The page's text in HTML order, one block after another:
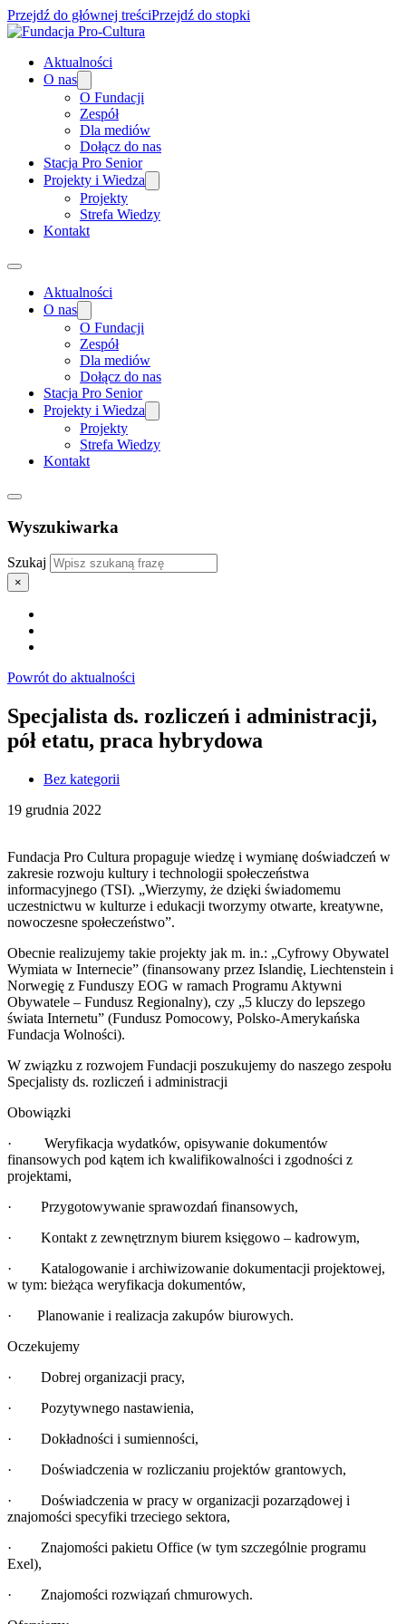
Przejdź do głównej treściPrzejdź do stopki
Aktualności
O nas
O Fundacji
Zespół
Dla mediów
Dołącz do nas
Stacja Pro Senior
Projekty i Wiedza
Projekty
Strefa Wiedzy
Kontakt
Aktualności
O nas
O Fundacji
Zespół
Dla mediów
Dołącz do nas
Stacja Pro Senior
Projekty i Wiedza
Projekty
Strefa Wiedzy
Kontakt
Wyszukiwarka
Szukaj
×
Powrót do aktualności
Specjalista ds. rozliczeń i administracji,
pół etatu, praca hybrydowa
Bez kategorii
19 grudnia 2022
Fundacja Pro Cultura propaguje wiedzę i wymianę doświadczeń w
zakresie rozwoju kultury i technologii społeczeństwa
informacyjnego (TSI). „Wierzymy, że dzięki świadomemu
uczestnictwu w kulturze i edukacji tworzymy otwarte, kreatywne,
nowoczesne społeczeństwo”.
Obecnie realizujemy takie projekty jak m. in.: „Cyfrowy Obywatel
Wymiata w Internecie” (finansowany przez Islandię, Liechtenstein i
Norwegię z Funduszy EOG w ramach Programu Aktywni
Obywatele – Fundusz Regionalny), czy „5 kluczy do lepszego
świata Internetu” (Fundusz Pomocowy, Polsko-Amerykańska
Fundacja Wolności).
W związku z rozwojem Fundacji poszukujemy do naszego zespołu
Specjalisty ds. rozliczeń i administracji
Obowiązki
· Weryfikacja wydatków, opisywanie dokumentów
finansowych pod kątem ich kwalifikowalności i zgodności z
projektami,
· Przygotowywanie sprawozdań finansowych,
· Kontakt z zewnętrznym biurem księgowo – kadrowym,
· Katalogowanie i archiwizowanie dokumentacji projektowej,
w tym: bieżąca weryfikacja dokumentów,
· Planowanie i realizacja zakupów biurowych.
Oczekujemy
· Dobrej organizacji pracy,
· Pozytywnego nastawienia,
· Dokładności i sumienności,
· Doświadczenia w rozliczaniu projektów grantowych,
· Doświadczenia w pracy w organizacji pozarządowej i
znajomości specyfiki trzeciego sektora,
· Znajomości pakietu Office (w tym szczególnie programu
Exel),
· Znajomości rozwiązań chmurowych.